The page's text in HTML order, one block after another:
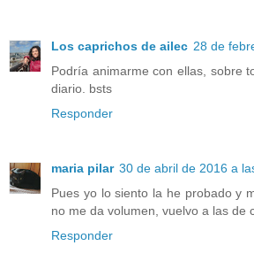
Los caprichos de ailec 28 de
Podría animarme con ellas, sobre
diario. bsts
Responder
maria pilar 30 de abril de 2016 a
Pues yo lo siento la he probado y
no me da volumen, vuelvo a las de
Responder